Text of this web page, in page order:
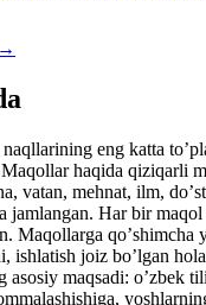
eng katta
haqida qiziqarli
vatan, mehnat, ilm,
jamlangan. Har bir maqol
Maqollarga qoʼshimcha
ishlatish joiz boʼlgan
asosiy maqsadi: oʼzbek